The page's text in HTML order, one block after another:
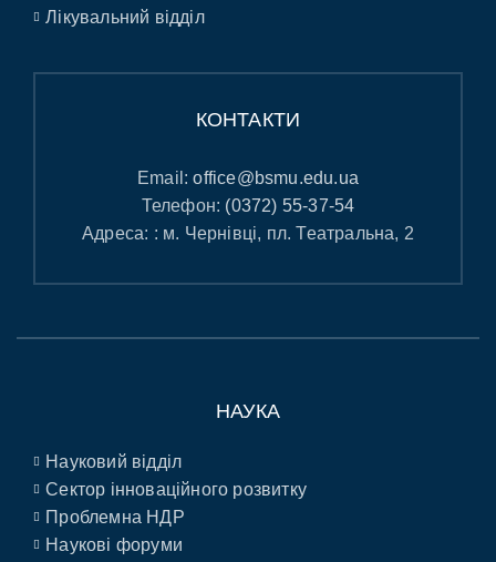
Лікувальний відділ
КОНТАКТИ
Email:office@bsmu.edu.ua
Телефон: (0372) 55-37-54
Адреса: : м. Чернівці, пл. Театральна, 2
НАУКА
Науковий відділ
Сектор інноваційного розвитку
Проблемна НДР
Наукові форуми